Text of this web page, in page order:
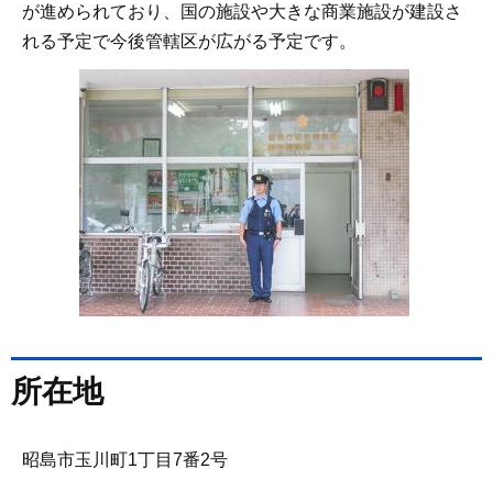
が進められており、国の施設や大きな商業施設が建設さ
れる予定で今後管轄区が広がる予定です。
所在地
昭島市玉川町1丁目7番2号